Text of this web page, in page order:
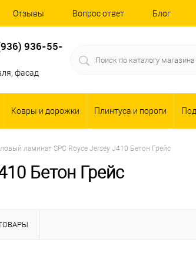
Отзывы Вопрос ответ Блог
936-55-
фасад
Ковры и дорожки Плинтуса и пороги
ламинат SPC Royce Jersey J410 Бетон Грейс
Бетон Грейс